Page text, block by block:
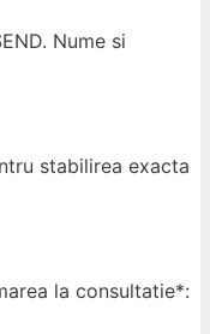
Nume si
stabilirea exacta
la consultatie*: